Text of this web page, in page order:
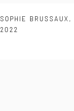
SOPHIE BRUSSAUX ,
2022